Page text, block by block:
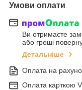
Умови оплати
Ви отримаєте
або гроші
Детальніше
Оплата на
Оплата карткою